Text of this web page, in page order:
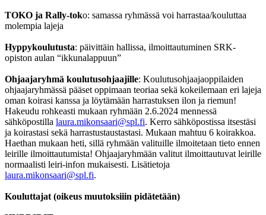
TOKO ja Rally-toko: samassa ryhmässä voi harrastaa/kouluttaa
molempia lajeja
Hyppykoulutusta: päivittäin hallissa, ilmoittautuminen SRK-
opiston aulan “ikkunalappuun”
Ohjaajaryhmä koulutusohjaajille: Koulutusohjaajaoppilaiden
ohjaajaryhmässä pääset oppimaan teoriaa sekä kokeilemaan eri lajeja
oman koirasi kanssa ja löytämään harrastuksen ilon ja riemun!
Hakeudu rohkeasti mukaan ryhmään 2.6.2024 mennessä
sähköpostilla laura.mikonsaari@spl.fi. Kerro sähköpostissa itsestäsi
ja koirastasi sekä harrastustaustastasi. Mukaan mahtuu 6 koirakkoa.
Haethan mukaan heti, sillä ryhmään valituille ilmoitetaan tieto ennen
leirille ilmoittautumista! Ohjaajaryhmään valitut ilmoittautuvat leirille
normaalisti leiri-infon mukaisesti. Lisätietoja
laura.mikonsaari@spl.fi.
Kouluttajat (oikeus muutoksiiin pidätetään)